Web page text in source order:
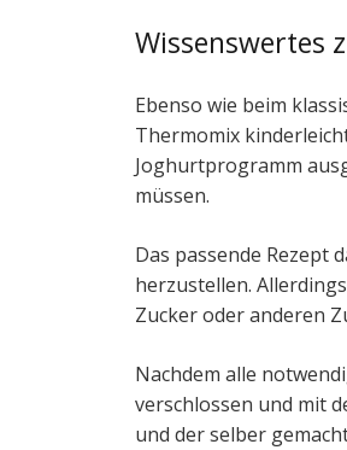
Wissenswertes
Ebenso wie beim
Thermomix
Joghurtprogramm
müssen.
Das passende Rezept
herzustellen.
Zucker oder anderen
Nachdem alle
verschlossen und mit
und der selber